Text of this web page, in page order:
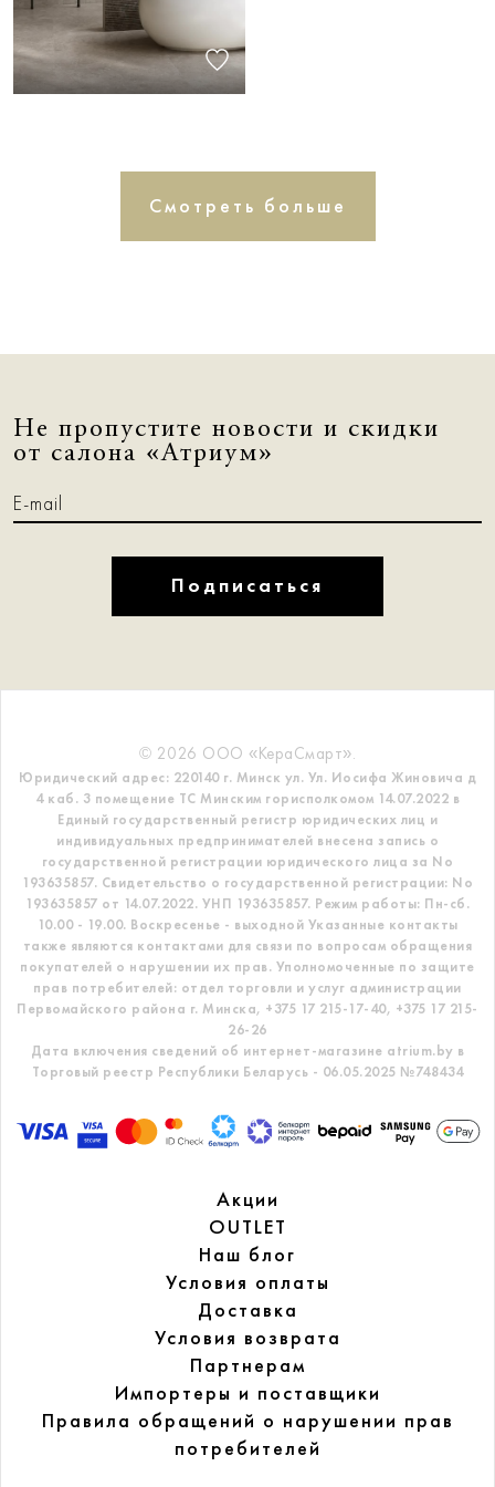
Смотреть больше
Не пропустите новости и скидки
от салона «Атриум»
Подписаться
© 2026 ООО «КераСмарт».
Юридический адрес: 220140 г. Минск ул. Ул. Иосифа Жиновича д
4 каб. 3 помещение ТС Минским горисполкомом 14.07.2022 в
Единый государственный регистр юридических лиц и
индивидуальных предпринимателей внесена запись о
государственной регистрации юридического лица за No
193635857. Свидетельство о государственной регистрации: No
193635857 от 14.07.2022. УНП 193635857. Режим работы: Пн-сб.
10.00 - 19.00. Воскресенье - выходной Указанные контакты
также являются контактами для связи по вопросам обращения
покупателей о нарушении их прав. Уполномоченные по защите
прав потребителей: отдел торговли и услуг администрации
Первомайского района г. Минска, +375 17 215-17-40, +375 17 215-
26-26
Дата включения сведений об интернет-магазине atrium.by в
Торговый реестр Республики Беларусь - 06.05.2025 №748434
Акции
OUTLET
Наш блог
Условия оплаты
Доставка
Условия возврата
Партнерам
Импортеры и поставщики
Правила обращений о нарушении прав
потребителей